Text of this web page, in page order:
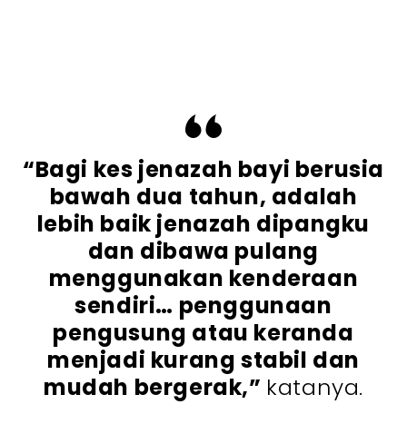
“Bagi kes jenazah bayi berusia
bawah dua tahun, adalah
lebih baik jenazah dipangku
dan dibawa pulang
menggunakan kenderaan
sendiri… penggunaan
pengusung atau keranda
menjadi kurang stabil dan
mudah bergerak,” katanya.